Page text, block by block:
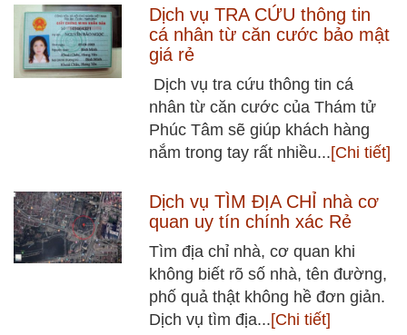
Dịch vụ TRA CỨU thông tin
cá nhân từ căn cước bảo mật
giá rẻ
Dịch vụ tra cứu thông tin cá
nhân từ căn cước của Thám tử
Phúc Tâm sẽ giúp khách hàng
nắm trong tay rất nhiều...[Chi tiết]
Dịch vụ TÌM ĐỊA CHỈ nhà cơ
quan uy tín chính xác Rẻ
Tìm địa chỉ nhà, cơ quan khi
không biết rõ số nhà, tên đường,
phố quả thật không hề đơn giản.
Dịch vụ tìm địa...[Chi tiết]